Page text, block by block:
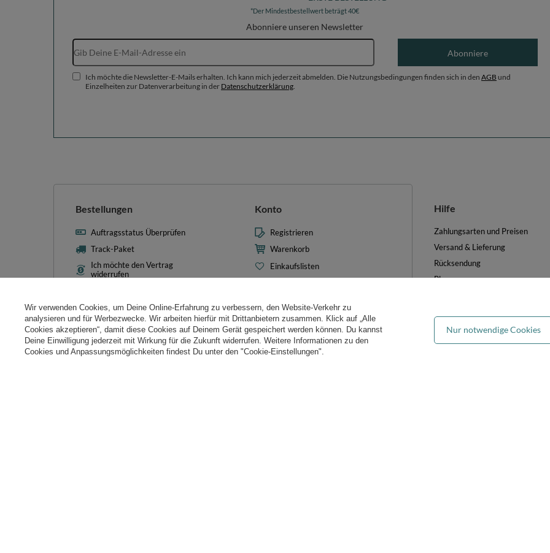
*Der Mindestbestellwert beträgt 40€
Abonniere unseren Newsletter
E-Mail-Adresse
Abonniere
Ich möchte die Newsletter-E-Mails erhalten. Ich kann mich jederzeit abmelden. Die Nutzungsbedingungen finden sich in den AGB und
Einzelheiten zur Datenverarbeitung in der Datenschutzerklärung
Bestellungen
Auftragsstatus Überprüfen
Track-Paket
Ich möchte den Vertrag
widerrufen
Konto
Registrieren
Warenkorb
Einkaufslisten
Newsletter
Cookies verwalten
Hilfe
Zahlungsarten und Preisen
Versand & Lieferung
Rücksendung
Blog
Wir verwenden Cookies, um Deine Online-Erfahrung zu verbessern, den Website-Verkehr zu
analysieren und für Werbezwecke. Wir arbeiten hierfür mit Drittanbietern zusammen. Klick auf „Alle
Cookies akzeptieren“, damit diese Cookies auf Deinem Gerät gespeichert werden können. Du kannst
Deine Einwilligung jederzeit mit Wirkung für die Zukunft widerrufen. Weitere Informationen zu den
Cookies und Anpassungsmöglichkeiten findest Du unter den "Cookie-Einstellungen".
Nur notwendige Cookies